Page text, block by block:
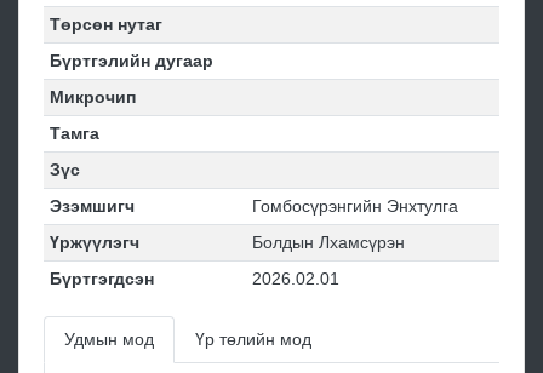
Төрсөн нутаг
Бүртгэлийн дугаар
Микрочип
Тамга
Зүс
Эзэмшигч
Гомбосүрэнгийн Энхтулга
Үржүүлэгч
Болдын Лхамсүрэн
Бүртгэгдсэн
2026.02.01
Удмын мод Үр төлийн мод